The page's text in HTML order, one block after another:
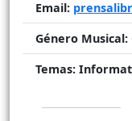
Email:
Género Musical:
Temas: